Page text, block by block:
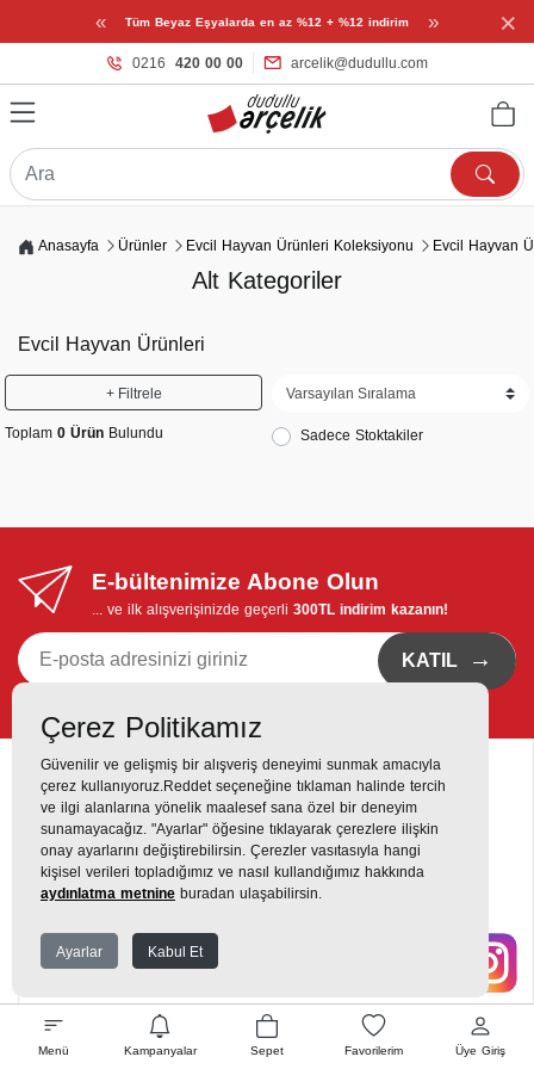
« Tüm Beyaz Eşyalarda en az %12 + %12 indirim » ×
0216 420 00 00 arcelik@dudullu.com
Menü Kampanyalar Sepet Favorilerim Üye Giriş
Anasayfa Ürünler Evcil Hayvan Ürünleri Koleksiyonu Evcil Hayvan
Alt Kategoriler
Evcil Hayvan Ürünleri
+ Filtrele
Toplam 0 Ürün Bulundu Sadece Stoktakiler
E-bültenimize Abone Olun
... ve ilk alışverişinizde geçerli 300TL indirim kazanın!
KATIL →
Destek Hattı
0216 420 00 00
Yukarı Dudullu, Alemdağ Cd No: 806, 34760 Dudullu, Ümraniye,
İstanbul
Çerez Politikamız
Güvenilir ve gelişmiş bir alışveriş deneyimi sunmak amacıyla
çerez kullanıyoruz.Reddet seçeneğine tıklaman halinde tercih
ve ilgi alanlarına yönelik maalesef sana özel bir deneyim
sunamayacağız. "Ayarlar" öğesine tıklayarak çerezlere ilişkin
onay ayarlarını değiştirebilirsin. Çerezler vasıtasıyla hangi
kişisel verileri topladığımız ve nasıl kullandığımız hakkında
aydınlatma metnine buradan ulaşabilirsin.
Ayarlar Kabul Et